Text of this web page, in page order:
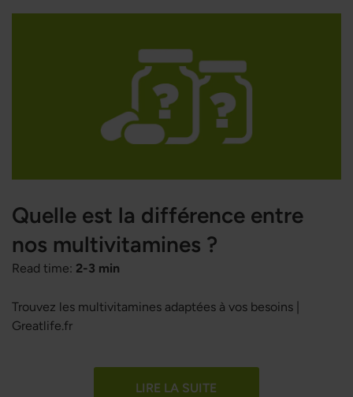
Quelle est la différence entre
nos multivitamines ?
Read time: 2-3 min
Trouvez les multivitamines adaptées à vos besoins |
Greatlife.fr
LIRE LA SUITE